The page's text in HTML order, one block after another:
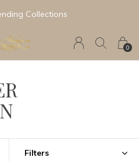
0
Collections
Filters